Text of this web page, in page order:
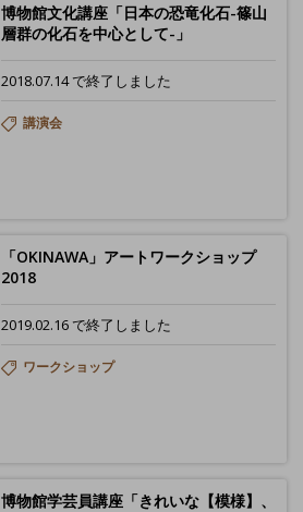
博物館文化講座「日本の恐竜化石-篠山
層群の化石を中心として-」
2018.07.14 で終了しました
講演会
「OKINAWA」アートワークショップ
2018
2019.02.16 で終了しました
ワークショップ
博物館学芸員講座「きれいな【模様】、